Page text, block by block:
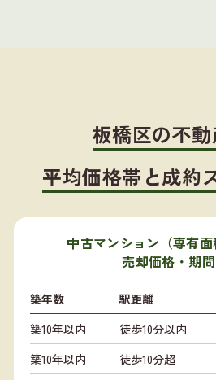
板橋区の不
平均価格帯と成約
中古マンション（専有
売却価格・期
築年数 駅距離
築10年以内
徒歩10分以内
築10年以内
徒歩10分超